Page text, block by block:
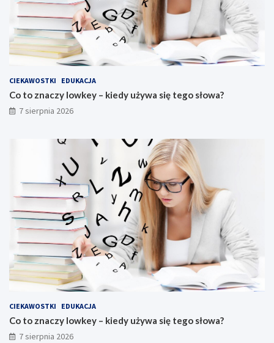
CIEKAWOSTKI EDUKACJA
Co to znaczy lowkey – kiedy używa się tego słowa?
7 sierpnia 2026
CIEKAWOSTKI EDUKACJA
Co to znaczy lowkey – kiedy używa się tego słowa?
7 sierpnia 2026